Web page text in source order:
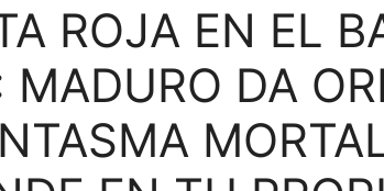
ROJA EN EL
MADURO DA